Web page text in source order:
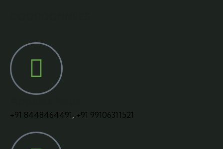
+91 8448464491, +91 99106311521